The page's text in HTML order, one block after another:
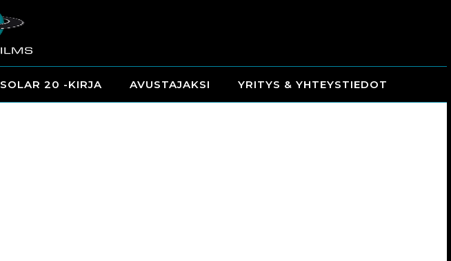
SOLAR 20 -KIRJA AVUSTAJAKSI YRITYS & YHTEYSTIEDOT